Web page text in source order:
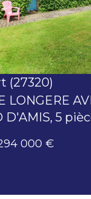
(27320)
LONGERE
D'AMIS, 5
000 €